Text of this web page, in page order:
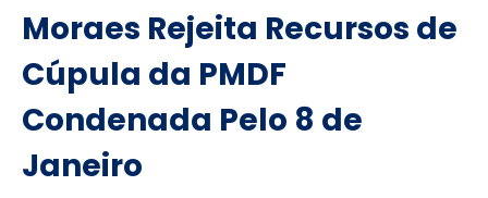
Moraes Rejeita Recursos de
Cúpula da PMDF
Condenada Pelo 8 de
Janeiro